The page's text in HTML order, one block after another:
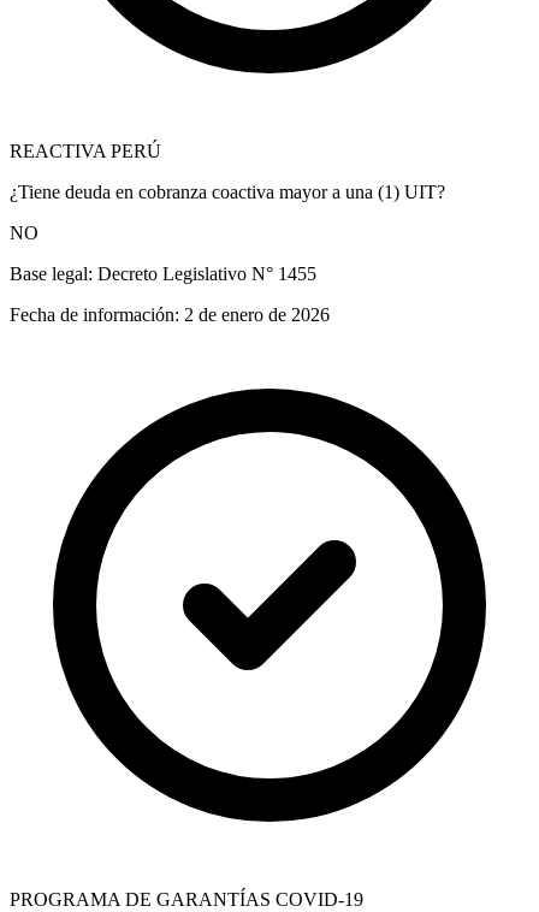
REACTIVA PERÚ
¿Tiene deuda en cobranza coactiva mayor a una (1) UIT?
NO
Base legal: Decreto Legislativo N° 1455
Fecha de información: 2 de enero de 2026
PROGRAMA DE GARANTÍAS COVID-19